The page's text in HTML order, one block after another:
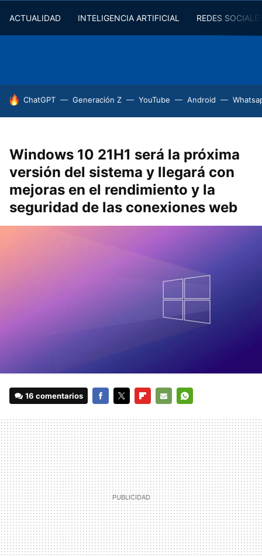
ACTUALIDAD INTELIGENCIA ARTIFICIAL REDES
HOY SE HABLA DE
ChatGPT Generación Z YouTube Android
Windows 10 21H1 será la próxima
versión del sistema y llegará con
mejoras en el rendimiento y la
seguridad de las conexiones web
16 comentarios
MAIL